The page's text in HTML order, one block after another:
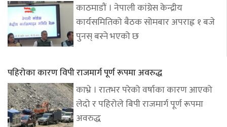
काठमाडौं । नेपाली कांग्रेस केन्द्रीय
कार्यसमितिको बैठक सोमबार अपराह्न १ बजे
पुनस् बस्ने भएको छ
पहिरोका कारण विपी राजमार्ग पूर्ण रूपमा अवरुद्ध
काभ्रे । रातभर परेको वर्षाका कारण आएको
लेदो र पहिरोले बिपी राजमार्ग पूर्ण रूपमा
अवरुद्ध